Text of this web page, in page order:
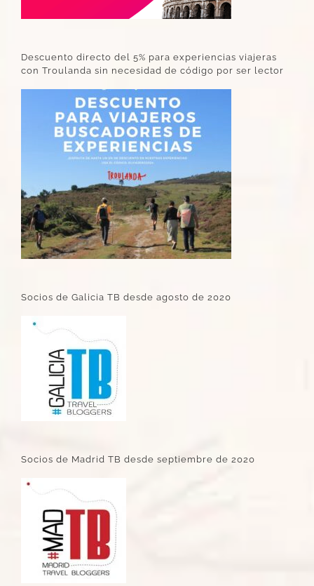
Descuento directo del 5% para experiencias viajeras
con Troulanda sin necesidad de código por ser lector
Socios de Galicia TB desde agosto de 2020
Socios de Madrid TB desde septiembre de 2020